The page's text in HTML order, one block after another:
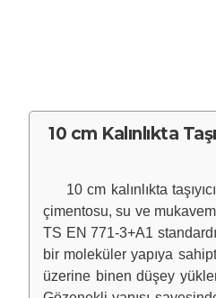
10 cm Kalınlıkta
10 cm kalınlıkta
çimentosu, su ve
TS EN 771-3+A1
bir moleküler yapıya
üzerine binen düşey